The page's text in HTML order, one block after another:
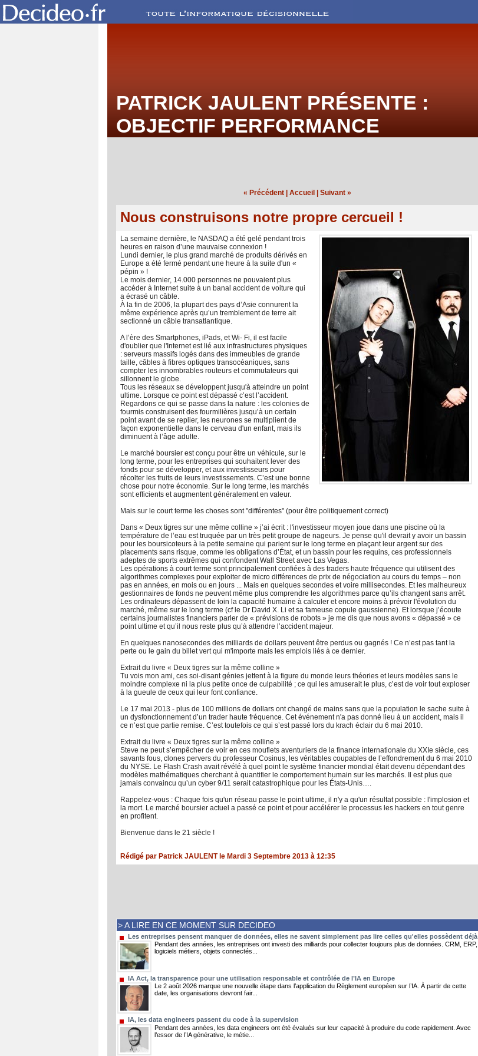
PATRICK JAULENT PRÉSENTE :
OBJECTIF PERFORMANCE
« Précédent Accueil Suivant »
Nous construisons notre propre cercueil !
La semaine dernière, le NASDAQ a été gelé pendant trois
heures en raison d’une mauvaise connexion !
Lundi dernier, le plus grand marché de produits dérivés en
Europe a été fermé pendant une heure à la suite d'un «
pépin » !
Le mois dernier, 14.000 personnes ne pouvaient plus
accéder à Internet suite à un banal accident de voiture qui
a écrasé un câble.
À la fin de 2006, la plupart des pays d’Asie connurent la
même expérience après qu’un tremblement de terre ait
sectionné un câble transatlantique.
A l’ère des Smartphones, iPads, et Wi- Fi, il est facile
d'oublier que l'Internet est lié aux infrastructures physiques
: serveurs massifs logés dans des immeubles de grande
taille, câbles à fibres optiques transocéaniques, sans
compter les innombrables routeurs et commutateurs qui
sillonnent le globe.
Tous les réseaux se développent jusqu'à atteindre un point
ultime. Lorsque ce point est dépassé c’est l’accident.
Regardons ce qui se passe dans la nature : les colonies de
fourmis construisent des fourmilières jusqu’à un certain
point avant de se replier, les neurones se multiplient de
façon exponentielle dans le cerveau d'un enfant, mais ils
diminuent à l’âge adulte.
Le marché boursier est conçu pour être un véhicule, sur le
long terme, pour les entreprises qui souhaitent lever des
fonds pour se développer, et aux investisseurs pour
récolter les fruits de leurs investissements. C’est une bonne
chose pour notre économie. Sur le long terme, les marchés
sont efficients et augmentent généralement en valeur.
Mais sur le court terme les choses sont "différentes" (pour être politiquement correct)
Dans « Deux tigres sur une même colline » j’ai écrit : l'investisseur moyen joue dans une piscine où la
température de l’eau est truquée par un très petit groupe de nageurs. Je pense qu'il devrait y avoir un bassin
pour les boursicoteurs à la petite semaine qui parient sur le long terme en plaçant leur argent sur des
placements sans risque, comme les obligations d’État, et un bassin pour les requins, ces professionnels
adeptes de sports extrêmes qui confondent Wall Street avec Las Vegas.
Les opérations à court terme sont principalement confiées à des traders haute fréquence qui utilisent des
algorithmes complexes pour exploiter de micro différences de prix de négociation au cours du temps – non
pas en années, en mois ou en jours ... Mais en quelques secondes et voire millisecondes. Et les malheureux
gestionnaires de fonds ne peuvent même plus comprendre les algorithmes parce qu’ils changent sans arrêt.
Les ordinateurs dépassent de loin la capacité humaine à calculer et encore moins à prévoir l'évolution du
marché, même sur le long terme (cf le Dr David X. Li et sa fameuse copule gaussienne). Et lorsque j’écoute
certains journalistes financiers parler de « prévisions de robots » je me dis que nous avons « dépassé » ce
point ultime et qu’il nous reste plus qu’à attendre l’accident majeur.
En quelques nanosecondes des milliards de dollars peuvent être perdus ou gagnés ! Ce n’est pas tant la
perte ou le gain du billet vert qui m'importe mais les emplois liés à ce dernier.
Extrait du livre « Deux tigres sur la même colline »
Tu vois mon ami, ces soi-disant génies jettent à la figure du monde leurs théories et leurs modèles sans le
moindre complexe ni la plus petite once de culpabilité ; ce qui les amuserait le plus, c’est de voir tout exploser
à la gueule de ceux qui leur font confiance.
Le 17 mai 2013 - plus de 100 millions de dollars ont changé de mains sans que la population le sache suite à
un dysfonctionnement d’un trader haute fréquence. Cet événement n'a pas donné lieu à un accident, mais il
ce n’est que partie remise. C’est toutefois ce qui s’est passé lors du krach éclair du 6 mai 2010.
Extrait du livre « Deux tigres sur la même colline »
Steve ne peut s’empêcher de voir en ces mouflets aventuriers de la finance internationale du XXIe siècle, ces
savants fous, clones pervers du professeur Cosinus, les véritables coupables de l’effondrement du 6 mai 2010
du NYSE. Le Flash Crash avait révélé à quel point le système financier mondial était devenu dépendant des
modèles mathématiques cherchant à quantifier le comportement humain sur les marchés. Il est plus que
jamais convaincu qu’un cyber 9/11 serait catastrophique pour les États-Unis….
Rappelez-vous : Chaque fois qu'un réseau passe le point ultime, il n'y a qu'un résultat possible : l'implosion et
la mort. Le marché boursier actuel a passé ce point et pour accélérer le processus les hackers en tout genre
en profitent.
Bienvenue dans le 21 siècle !
Rédigé par Patrick JAULENT le Mardi 3 Septembre 2013 à 12:35
> A LIRE EN CE MOMENT SUR DECIDEO
Les entreprises pensent manquer de données, elles ne savent simplement pas lire celles qu'elles possèdent déjà
Pendant des années, les entreprises ont investi des milliards pour collecter toujours plus de données. CRM, ERP,
logiciels métiers, objets connectés...
IA Act, la transparence pour une utilisation responsable et contrôlée de l’IA en Europe
Le 2 août 2026 marque une nouvelle étape dans l’application du Règlement européen sur l’IA. À partir de cette
date, les organisations devront fair...
IA, les data engineers passent du code à la supervision
Pendant des années, les data engineers ont été évalués sur leur capacité à produire du code rapidement. Avec
l’essor de l’IA générative, le métie...